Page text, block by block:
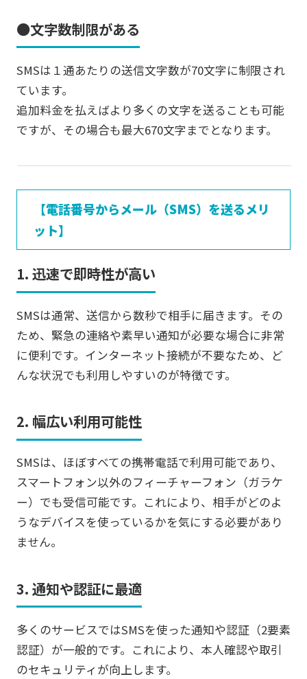
●文字数制限がある
SMSは１通あたりの送信文字数が70文字に制限され
ています。
追加料金を払えばより多くの文字を送ることも可能
ですが、その場合も最大670文字までとなります。
【電話番号からメール（SMS）を送るメリ
ット】
1. 迅速で即時性が高い
SMSは通常、送信から数秒で相手に届きます。その
ため、緊急の連絡や素早い通知が必要な場合に非常
に便利です。インターネット接続が不要なため、ど
んな状況でも利用しやすいのが特徴です。
2. 幅広い利用可能性
SMSは、ほぼすべての携帯電話で利用可能であり、
スマートフォン以外のフィーチャーフォン（ガラケ
ー）でも受信可能です。これにより、相手がどのよ
うなデバイスを使っているかを気にする必要があり
ません。
3. 通知や認証に最適
多くのサービスではSMSを使った通知や認証（2要素
認証）が一般的です。これにより、本人確認や取引
のセキュリティが向上します。